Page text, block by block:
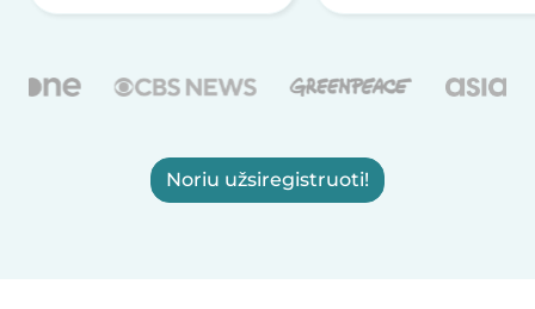
Noriu užsiregistruoti!